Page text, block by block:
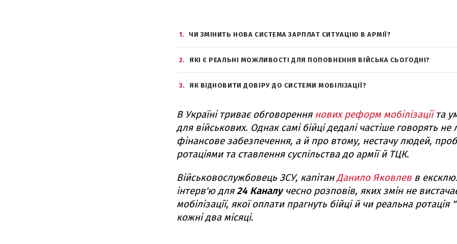
1 ЧИ ЗМІНИТЬ НОВА СИСТЕМА ЗАРПЛАТ СИТУАЦІЮ В АРМІЇ?
2 ЯКІ Є РЕАЛЬНІ МОЖЛИВОСТІ ДЛЯ ПОПОВНЕННЯ ВІЙСЬКА СЬОГОДНІ?
3 ЯК ВІДНОВИТИ ДОВІРУ ДО СИСТЕМИ МОБІЛІЗАЦІЇ?
В Україні триває обговорення нових реформ мобілізаціїта
для військових. Однак самі бійці дедалі частіше говорять
фінансове забезпечення, а й про втому, нестачу людей,
ротаціями та ставлення суспільства до армії й ТЦК.
Військовослужбовець ЗСУ, капітанДанило Яковлев в
інтерв'ю для24 Каналучесно розповів, яких змін не
мобілізації, якої оплати прагнуть бійці й чи реальна ротація
кожні два місяці.